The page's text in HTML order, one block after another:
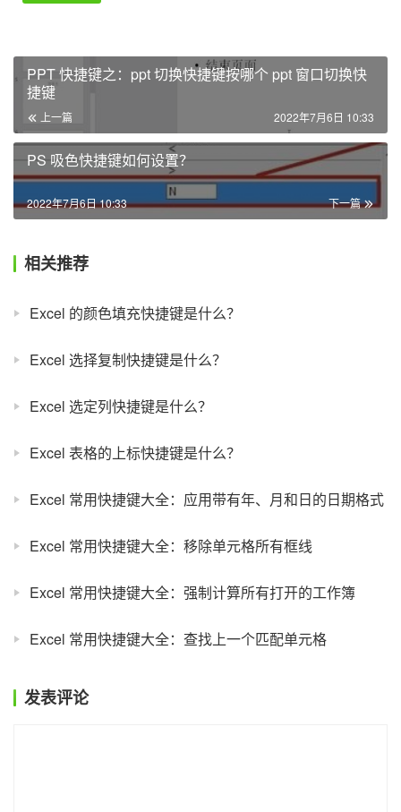
PPT 快捷键之：ppt 切换快捷键按哪个 ppt 窗口切换快
捷键
上一篇 2022年7月6日 10:33
PS 吸色快捷键如何设置？
下一篇
2022年7月6日 10:33
相关推荐
Excel 的颜色填充快捷键是什么？
Excel 选择复制快捷键是什么？
Excel 选定列快捷键是什么？
Excel 表格的上标快捷键是什么？
Excel 常用快捷键大全：应用带有年、月和日的日期格式
Excel 常用快捷键大全：移除单元格所有框线
Excel 常用快捷键大全：强制计算所有打开的工作簿
Excel 常用快捷键大全：查找上一个匹配单元格
发表评论